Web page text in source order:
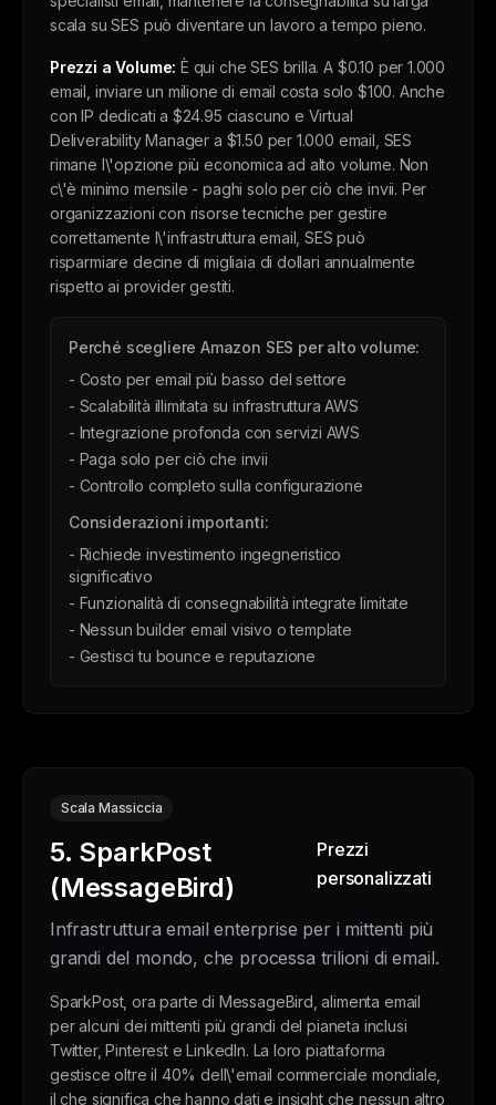
scala su SES può diventare un lavoro a tempo pieno.
Prezzi a Volume: È qui che SES brilla. A $0.10 per 1.000
email, inviare un milione di email costa solo $100. Anche
con IP dedicati a $24.95 ciascuno e Virtual
Deliverability Manager a $1.50 per 1.000 email, SES
rimane l\'opzione più economica ad alto volume. Non
c\'è minimo mensile - paghi solo per ciò che invii. Per
organizzazioni con risorse tecniche per gestire
correttamente l\'infrastruttura email, SES può
risparmiare decine di migliaia di dollari annualmente
rispetto ai provider gestiti.
Perché scegliere Amazon SES per alto volume:
- Costo per email più basso del settore
- Scalabilità illimitata su infrastruttura AWS
- Integrazione profonda con servizi AWS
- Paga solo per ciò che invii
- Controllo completo sulla configurazione
Considerazioni importanti:
- Richiede investimento ingegneristico
significativo
- Funzionalità di consegnabilità integrate limitate
- Nessun builder email visivo o template
- Gestisci tu bounce e reputazione
Scala Massiccia
5. SparkPost
(MessageBird)
Prezzi
personalizzati
Infrastruttura email enterprise per i mittenti più
grandi del mondo, che processa trilioni di email.
SparkPost, ora parte di MessageBird, alimenta email
per alcuni dei mittenti più grandi del pianeta inclusi
Twitter, Pinterest e LinkedIn. La loro piattaforma
gestisce oltre il 40% dell\'email commerciale mondiale,
il che significa che hanno dati e insight che nessun altro